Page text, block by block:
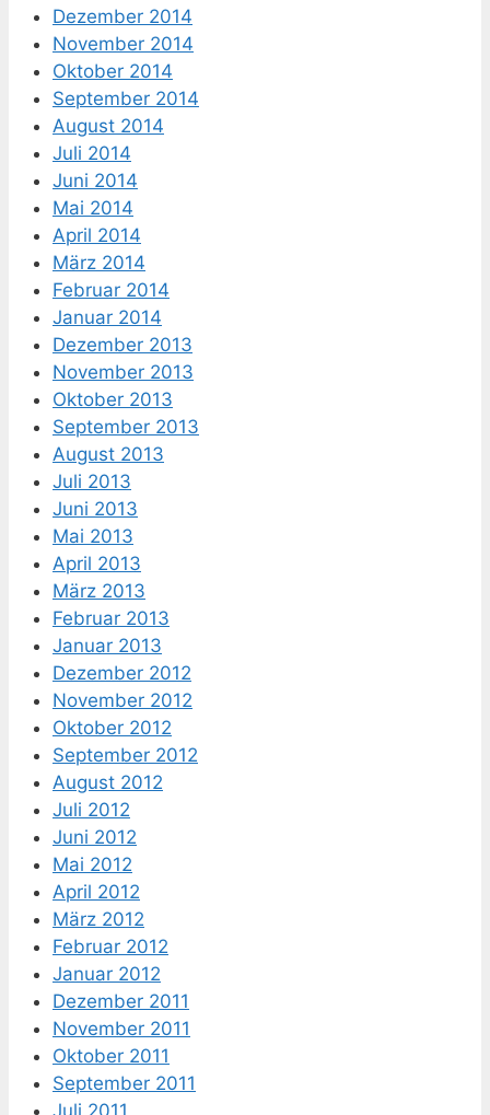
Dezember 2014
November 2014
Oktober 2014
September 2014
August 2014
Juli 2014
Juni 2014
Mai 2014
April 2014
März 2014
Februar 2014
Januar 2014
Dezember 2013
November 2013
Oktober 2013
September 2013
August 2013
Juli 2013
Juni 2013
Mai 2013
April 2013
März 2013
Februar 2013
Januar 2013
Dezember 2012
November 2012
Oktober 2012
September 2012
August 2012
Juli 2012
Juni 2012
Mai 2012
April 2012
März 2012
Februar 2012
Januar 2012
Dezember 2011
November 2011
Oktober 2011
September 2011
Juli 2011